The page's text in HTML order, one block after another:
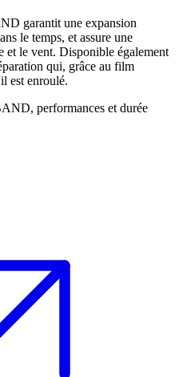
garantit une expansion
le temps, et assure une
et le vent. Disponible également
qui, grâce au film
est enroulé.
performances et durée